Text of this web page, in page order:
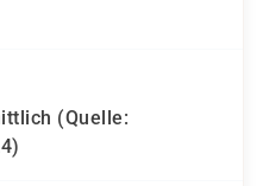
(Quelle: